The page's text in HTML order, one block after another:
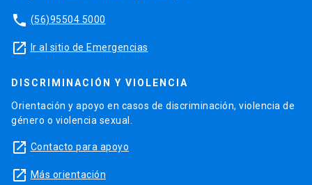
phone (56)95504 5000
launch Ir al sitio de Emergencias
DISCRIMINACIÓN Y VIOLENCIA
Orientación y apoyo en casos de discriminación, violencia de
género o violencia sexual.
launch Contacto para apoyo
launch Más orientación